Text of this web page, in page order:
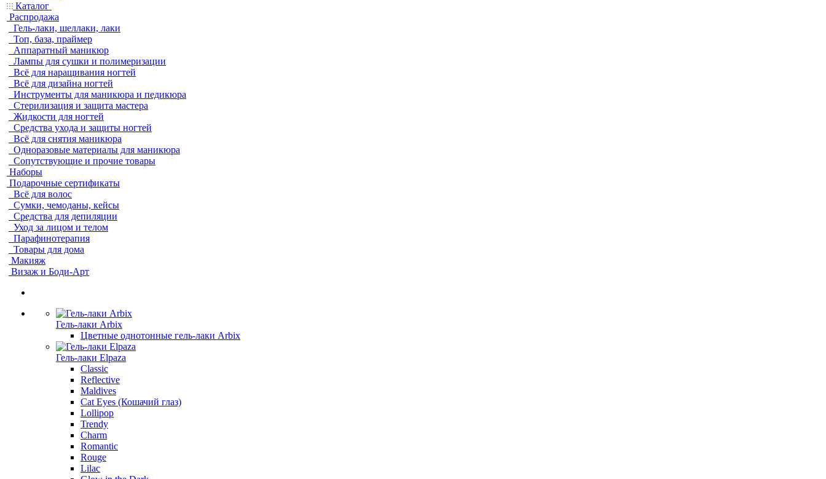
Каталог
Распродажа
Гель-лаки, шеллаки, лаки
Топ, база, праймер
Аппаратный маникюр
Лампы для сушки и полимеризации
Всё для наращивания ногтей
Всё для дизайна ногтей
Инструменты для маникюра и педикюра
Стерилизация и защита мастера
Жидкости для ногтей
Средства ухода и защиты ногтей
Всё для снятия маникюра
Одноразовые материалы для маникюра
Сопутствующие и прочие товары
Наборы
Подарочные сертификаты
Всё для волос
Сумки, чемоданы, кейсы
Средства для депиляции
Уход за лицом и телом
Парафинотерапия
Товары для дома
Макияж
Визаж и Боди-Арт
Гель-лаки Arbix
Цветные однотонные гель-лаки Arbix
Гель-лаки Elpaza
Classic
Reflective
Maldives
Cat Eyes (Кошачий глаз)
Lollipop
Trendy
Charm
Romantic
Rouge
Lilac